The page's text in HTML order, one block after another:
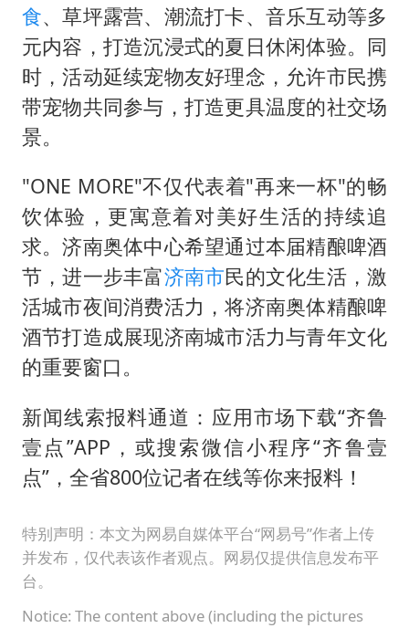
食、草坪露营、潮流打卡、音乐互动等多
元内容，打造沉浸式的夏日休闲体验。同
时，活动延续宠物友好理念，允许市民携
带宠物共同参与，打造更具温度的社交场
景。
"ONE MORE"不仅代表着"再来一杯"的畅
饮体验，更寓意着对美好生活的持续追
求。济南奥体中心希望通过本届精酿啤酒
节，进一步丰富济南市民的文化生活，激
活城市夜间消费活力，将济南奥体精酿啤
酒节打造成展现济南城市活力与青年文化
的重要窗口。
新闻线索报料通道：应用市场下载“齐鲁
壹点”APP，或搜索微信小程序“齐鲁壹
点”，全省800位记者在线等你来报料！
特别声明：本文为网易自媒体平台“网易号”作者上传
并发布，仅代表该作者观点。网易仅提供信息发布平
台。
Notice: The content above (including the pictures